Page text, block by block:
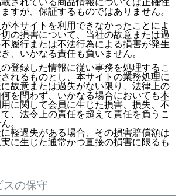
されている商品情報については正確性
すが、保証するものではありません。
本サイトを利用できなかったことによ
の損害について、当社の故意または過
履行または不法行為による損害が発生
、いかなる責任も負いません。
登録した情報に従い事務を処理するこ
れるものとし、本サイトの業務処理に
故意または過失がない限り、法律上の
を問わず、いかなる場合においても本
に関して会員に生じた損害、損失、不
、法令上の責任を超えて責任を負うこ
。
軽過失がある場合、その損害賠償額は
に生じた通常かつ直接の損害に限るも
スの保守